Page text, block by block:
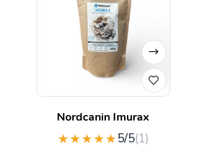
Nordcanin Imurax
★★★★★5/5(1)